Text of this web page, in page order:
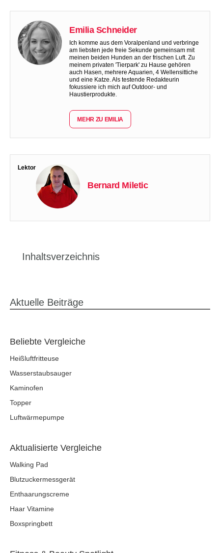
Emilia Schneider
Ich komme aus dem Voralpenland und verbringe
am liebsten jede freie Sekunde gemeinsam mit
meinen beiden Hunden an der frischen Luft. Zu
meinem privaten 'Tierpark' zu Hause gehören
auch Hasen, mehrere Aquarien, 4 Wellensittiche
und eine Katze. Als testende Redakteurin
fokussiere ich mich auf Outdoor- und
Haustierprodukte.
MEHR ZU EMILIA
Lektor
Bernard Miletic
Inhaltsverzeichnis
Aktuelle Beiträge
Beliebte Vergleiche
Heißluftfritteuse
Wasserstaubsauger
Kaminofen
Topper
Luftwärmepumpe
Aktualisierte Vergleiche
Walking Pad
Blutzuckermessgerät
Enthaarungscreme
Haar Vitamine
Boxspringbett